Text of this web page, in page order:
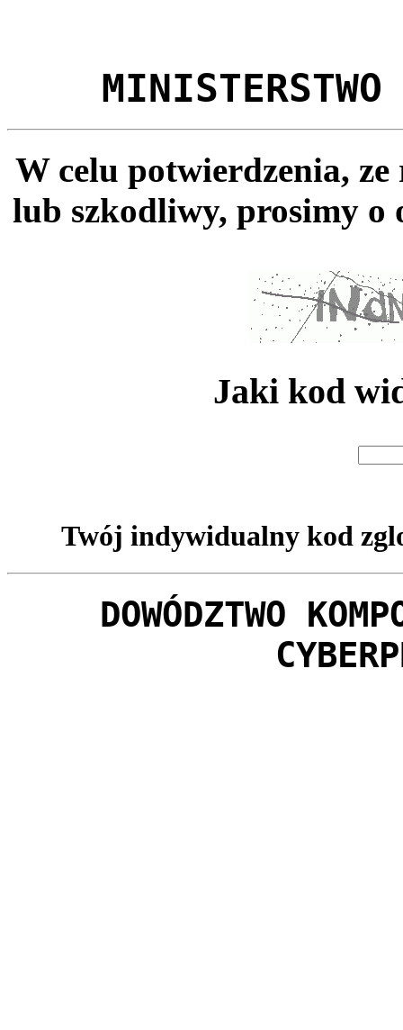
MINISTERSTWO
W celu potwierdzenia,
lub szkodliwy, prosimy o
Jaki kod
Twój indywidualny kod
DOWÓDZTWO